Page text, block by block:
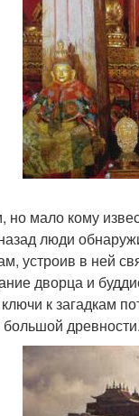
но мало кому
люди
устроив в ней
дворца и
к загадкам
древности.